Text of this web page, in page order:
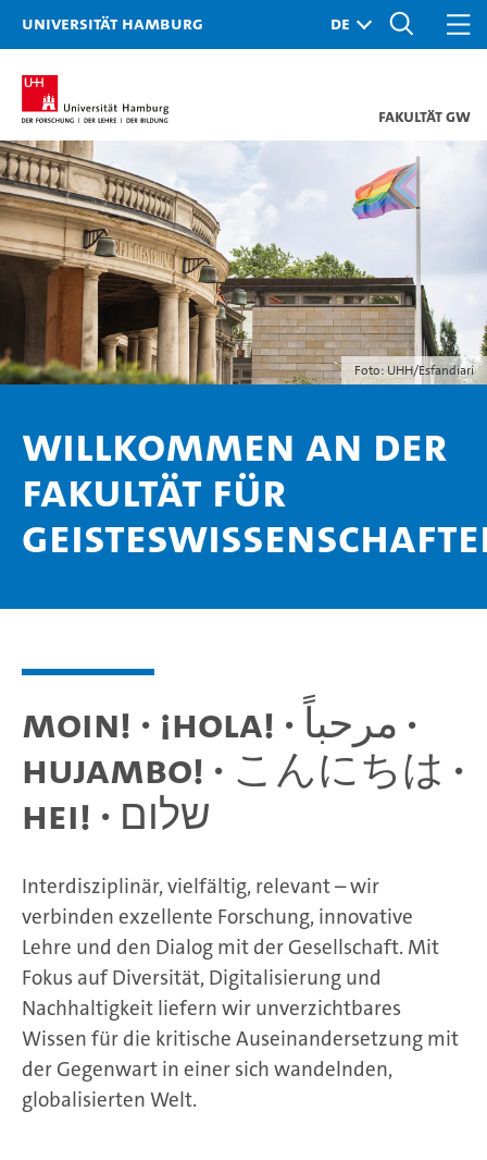
Universität Hamburg
Fakultät GW
Willkommen an der
Fakultät für
Foto: UHH/Esfandiari
Moin! · ¡Hola! · مرحباً ·
Hujambo! · こんにちは ·
Hei! · שלום
Interdisziplinär, vielfältig, relevant – wir
verbinden exzellente Forschung, innovative
Lehre und den Dialog mit der Gesellschaft. Mit
Fokus auf Diversität, Digitalisierung und
Nachhaltigkeit liefern wir unverzichtbares
Wissen für die kritische Auseinandersetzung mit
der Gegenwart in einer sich wandelnden,
globalisierten Welt.